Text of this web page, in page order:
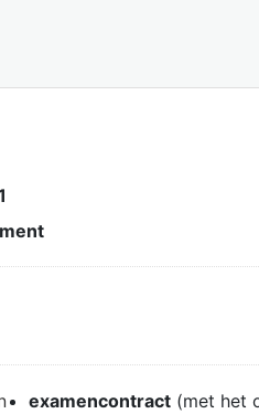
examencontract (met het